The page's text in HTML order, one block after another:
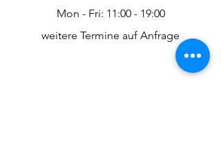
Mon - Fri: 11:00 - 19:00
weitere Termine auf Anfrage